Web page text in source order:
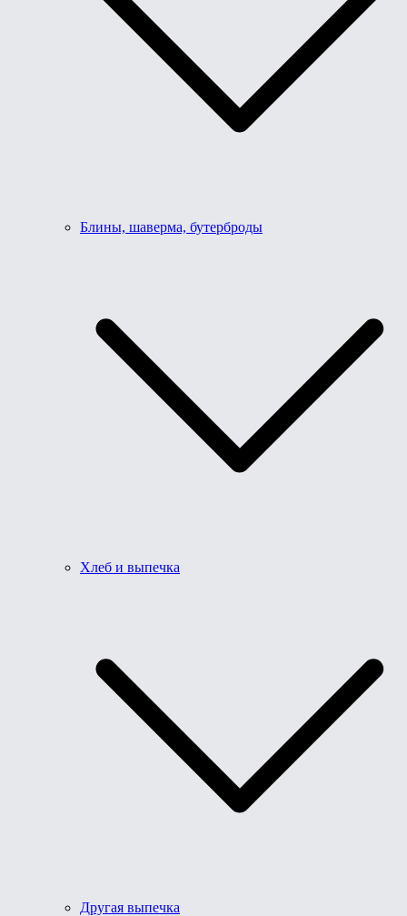
Блины, шаверма, бутерброды
Хлеб и выпечка
Другая выпечка